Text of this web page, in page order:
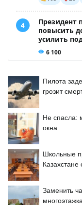
Пилота
грозит
Не спасла:
окна
Школьные
Казахстане
Заменить